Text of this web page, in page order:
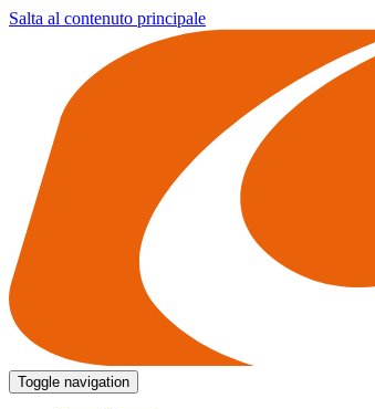
Salta al contenuto principale
Toggle navigation